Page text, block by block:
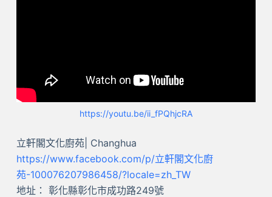
https://youtu.be/ii_fPQhjcRA
立軒閣文化廚苑| Changhua
https://www.facebook.com/p/立軒閣文化廚
苑-100076207986458/?locale=zh_TW
地址： 彰化縣彰化市成功路249號